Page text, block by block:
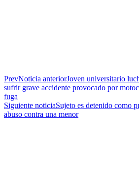
PrevNoticia anteriorJoven universitario
sufrir grave accidente provocado por
fuga
Siguiente noticiaSujeto es detenido como
abuso contra una menor